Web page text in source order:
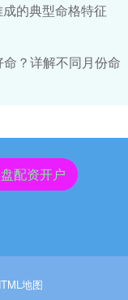
的典型命格特征
？详解不同月份命
配资开户
地图